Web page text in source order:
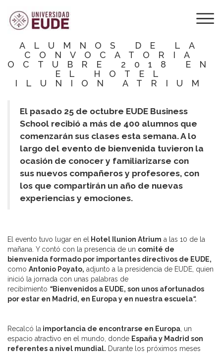
EUDE DA LA
BIENVENIDA A
ALUMNOS DE LA
CONVOCATORIA
OCTUBRE 2018 EN
EL HOTEL
ILUNION ATRIUM
El pasado 25 de octubre EUDE Business
School recibió a más de 400 alumnos que
comenzarán sus clases esta semana. A lo
largo del evento de bienvenida tuvieron la
ocasión de conocer y familiarizarse con
sus nuevos compañeros y profesores, con
los que compartirán un año de nuevas
experiencias y emociones.
El evento tuvo lugar en el Hotel Ilunion Atrium a las 10 de la
mañana. Y contó con la presencia de un comité de
bienvenida formado por importantes directivos de EUDE,
como Antonio Poyato, adjunto a la presidencia de EUDE, quien
inició la jornada con unas palabras de
recibimiento “Bienvenidos a EUDE, son unos afortunados
por estar en Madrid, en Europa y en nuestra escuela“.
Recalcó la importancia de encontrarse en Europa , un
espacio atractivo en el mundo, donde España y Madrid son
referentes a nivel mundial. Durante los próximos meses